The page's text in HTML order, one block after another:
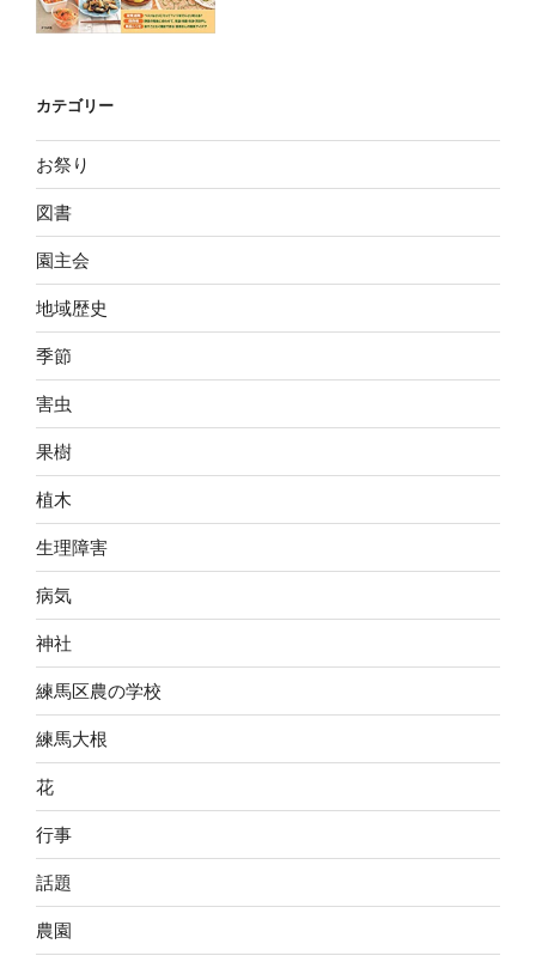
カテゴリー
お祭り
図書
園主会
地域歴史
季節
害虫
果樹
植木
生理障害
病気
神社
練馬区農の学校
練馬大根
花
行事
話題
農園